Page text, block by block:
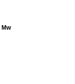
Mw